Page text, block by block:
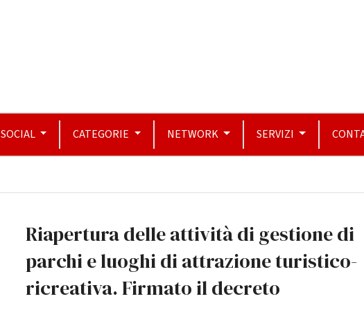
SOCIAL CATEGORIE NETWORK SERVIZI
Riapertura delle attività di gestione di
parchi e luoghi di attrazione turistico-
ricreativa. Firmato il decreto